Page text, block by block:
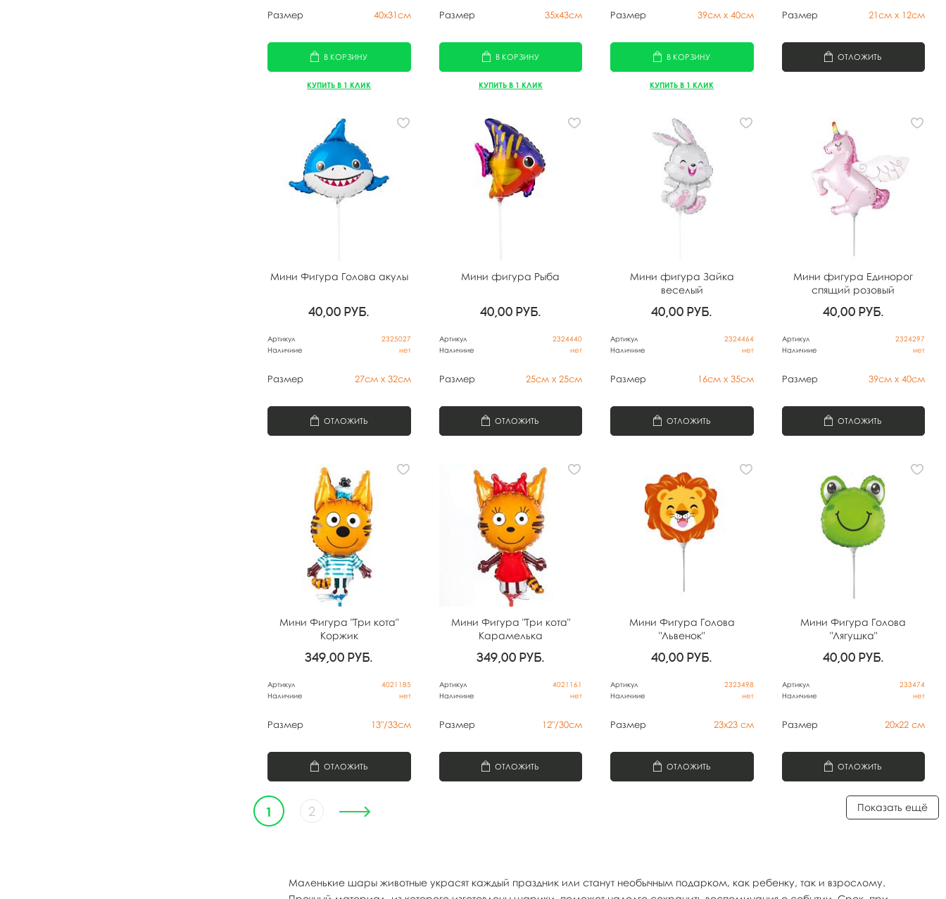
Размер 40х31см
В КОРЗИНУ
КУПИТЬ В 1 КЛИК
Размер 35х43см
В КОРЗИНУ
КУПИТЬ В 1 КЛИК
Размер 39см х 40см
В КОРЗИНУ
КУПИТЬ В 1 КЛИК
Размер 21см х 12см
ОТЛОЖИТЬ
Мини Фигура Голова акулы
40,00руб.
Артикул
2325027
Наличиие
нет
Размер 27см х 32см
ОТЛОЖИТЬ
Мини фигура Рыба
40,00 руб.
Артикул
2324440
Наличиие
нет
Размер 25см х 25см
ОТЛОЖИТЬ
Мини фигура Зайка
веселый
40,00руб.
Артикул
2324464
Наличиие
нет
Размер 16см х 35см
ОТЛОЖИТЬ
Мини фигура Единорог
спящий розовый
40,00 руб.
Артикул
2324297
Наличиие
нет
Размер 39см х 40см
ОТЛОЖИТЬ
Мини Фигура "Три кота"
Коржик
349,00 руб.
Артикул
4021185
Наличиие
нет
Размер 13"/33см
ОТЛОЖИТЬ
Мини Фигура "Три кота"
Карамелька
349,00 руб.
Артикул
4021161
Наличиие
нет
Размер 12"/30см
ОТЛОЖИТЬ
Мини Фигура Голова
"Львенок"
40,00 руб.
Артикул
2323498
Наличиие
нет
Размер 23х23 см
ОТЛОЖИТЬ
Мини Фигура Голова
"Лягушка"
40,00 руб.
Артикул
233474
Наличиие
нет
Размер 20х22 см
ОТЛОЖИТЬ
1 2 Показать ещё
Маленькие шары животные украсят каждый праздник или станут необычным подарком, как ребенку, так и взрослому.